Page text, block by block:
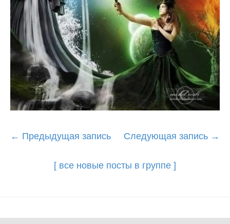
Post
← Предыдущая запись Следующая запись →
[ все новые посты в группе ]